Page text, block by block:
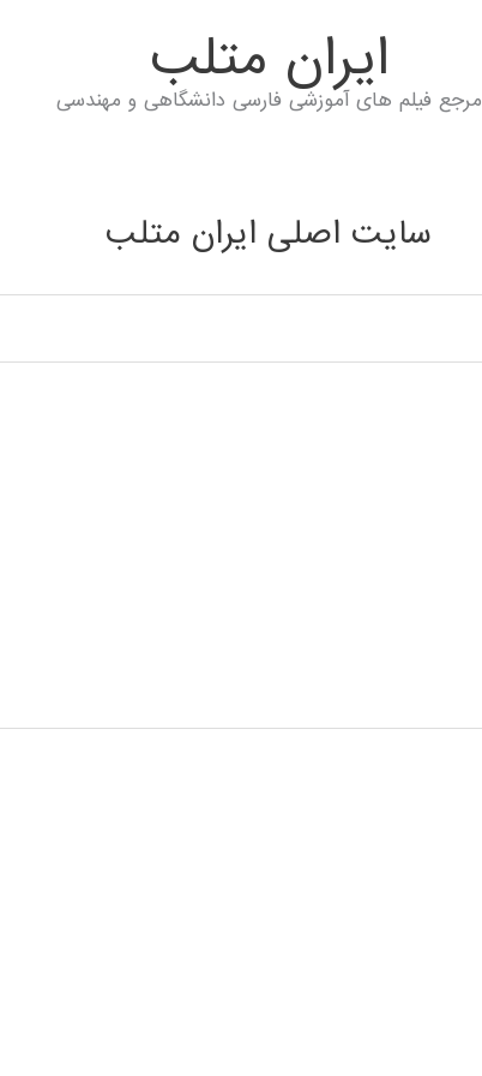
ايران متلب
مرجع فیلم های آموزشی فارسی دانشگاهی و مهندسی
سایت اصلی ایران متلب